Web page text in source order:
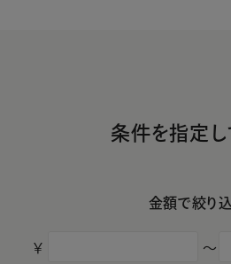
条件を指定
金額で絞り
￥ 〜